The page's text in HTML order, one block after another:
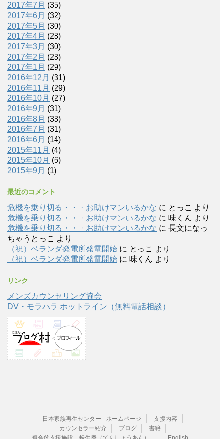
2017年7月 (35)
2017年6月 (32)
2017年5月 (30)
2017年4月 (28)
2017年3月 (30)
2017年2月 (23)
2017年1月 (29)
2016年12月 (31)
2016年11月 (29)
2016年10月 (27)
2016年9月 (31)
2016年8月 (33)
2016年7月 (31)
2016年6月 (14)
2015年11月 (4)
2015年10月 (6)
2015年9月 (1)
最近のコメント
危機を乗り切る・・・お助けマンいるかな に とっこ より
危機を乗り切る・・・お助けマンいるかな に 味くん より
危機を乗り切る・・・お助けマンいるかな に 長文になっ
ちゃうとっこ より
（祝）ベランダ発電所発電開始 に とっこ より
（祝）ベランダ発電所発電開始 に 味くん より
リンク
メンズカウンセリング協会
DV・モラハラ ホットライン（無料電話相談）
日本家族再生センター - ホームページ
支援内容
カウンセラー紹介
ブログ
書籍
複合的支援施設「転生庵（てんしょうあん）」
English